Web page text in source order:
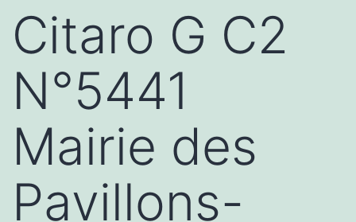
Citaro G C2
N°5441
Mairie des
Pavillons-